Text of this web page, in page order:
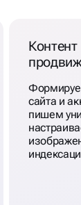
Контент
сайта и
пишем